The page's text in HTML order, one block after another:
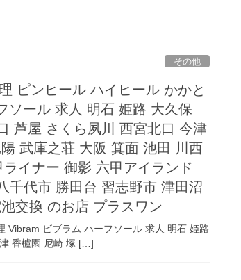
その他
ピンヒール ハイヒール かかと
ソール 求人 明石 姫路 大久保
芦屋 さくら夙川 西宮北口 今津
武庫之荘 大阪 箕面 池田 川西
イナー 御影 六甲アイランド
千代市 勝田台 習志野市 津田沼
交換 のお店 プラスワン
Vibram ビブラム ハーフソール 求人 明石 姫路
香櫨園 尼崎 塚 […]